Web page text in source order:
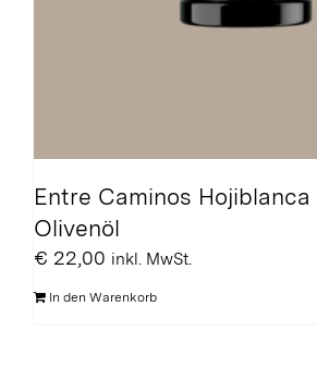
Entre Caminos Hojiblanca
Olivenöl
€ 22,00 inkl. MwSt.
In den Warenkorb